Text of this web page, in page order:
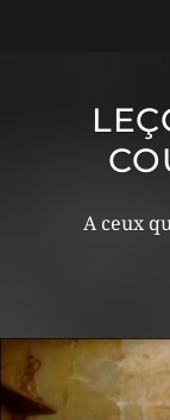
A ceux